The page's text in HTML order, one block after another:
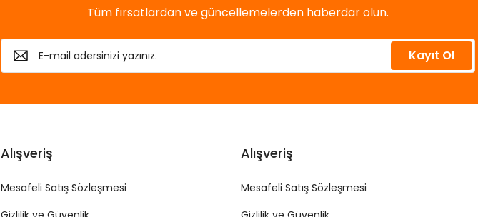
Tüm fırsatlardan ve güncellemelerden haberdar olun.
Kayıt Ol
Alışveriş
Mesafeli Satış Sözleşmesi
Alışveriş
Mesafeli Satış Sözleşmesi